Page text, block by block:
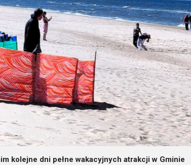
kolejne dni pełne wakacyjnych atrakcji w Gminie